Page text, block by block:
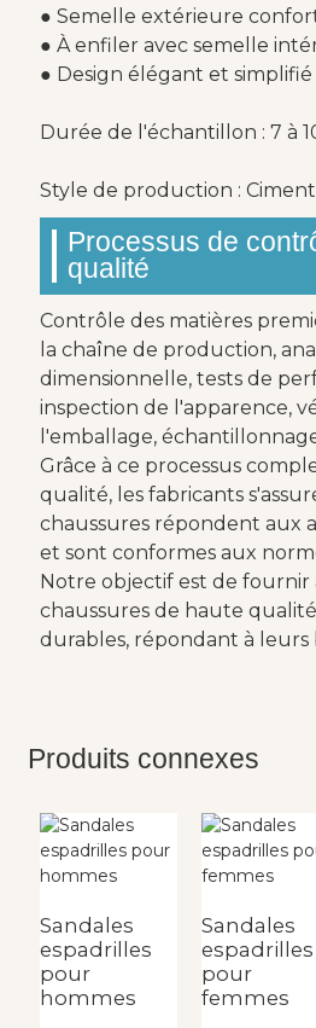
● Semelle extérieure
● À enfiler avec semelle
● Design élégant et simplifié
Durée de l'échantillon : 7 à
Style de production :
Processus de
qualité
Contrôle des matières
la chaîne de production,
dimensionnelle, tests de
inspection de l'apparence,
l'emballage,
Grâce à ce processus
qualité, les fabricants
chaussures répondent aux
et sont conformes aux
Notre objectif est de fournir
chaussures de haute
durables, répondant à leurs
Produits connexes
Sandales
espadrilles
pour
hommes
Sandales
espadrilles
pour
femmes